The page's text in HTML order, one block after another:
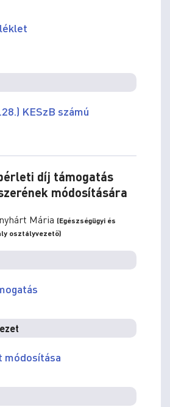
KESzB számú
díj támogatás
módosítására
Mária (Egészségügyi és
osztályvezető)
módosítása